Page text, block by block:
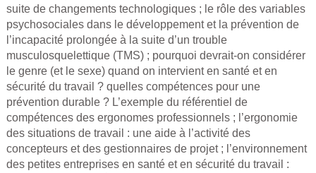
suite de changements technologiques ; le rôle des variables
psychosociales dans le développement et la prévention de
l’incapacité prolongée à la suite d’un trouble
musculosquelettique (TMS) ; pourquoi devrait-on considérer
le genre (et le sexe) quand on intervient en santé et en
sécurité du travail ? quelles compétences pour une
prévention durable ? L’exemple du référentiel de
compétences des ergonomes professionnels ; l’ergonomie
des situations de travail : une aide à l’activité des
concepteurs et des gestionnaires de projet ; l’environnement
des petites entreprises en santé et en sécurité du travail :